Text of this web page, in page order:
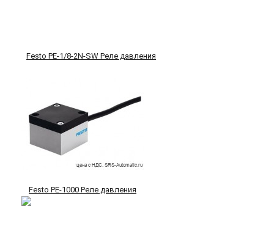
Festo PE-1/8-2N-SW Реле давления
Festo PE-1000 Реле давления